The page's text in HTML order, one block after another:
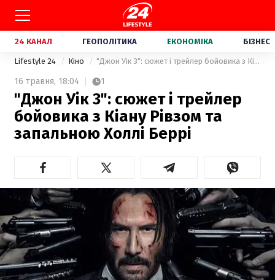
24 КАНАЛ ГЕОПОЛІТИКА ЕКОНОМІКА БІЗНЕС
Lifestyle 24 Кіно "Джон Уік 3": сюжет і трейлер бойовика з Кіану Рівзом та запальною Холлі Беррі
16 травня, 18:04 1
"Джон Уік 3": сюжет і трейлер
бойовика з Кіану Рівзом та
запальною Холлі Беррі